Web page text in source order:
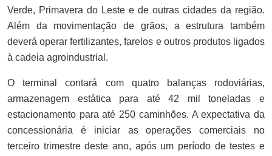
Verde, Primavera do Leste e de outras cidades da região.
Além da movimentação de grãos, a estrutura também
deverá operar fertilizantes, farelos e outros produtos ligados
à cadeia agroindustrial.
O terminal contará com quatro balanças rodoviárias,
armazenagem estática para até 42 mil toneladas e
estacionamento para até 250 caminhões. A expectativa da
concessionária é iniciar as operações comerciais no
terceiro trimestre deste ano, após um período de testes e